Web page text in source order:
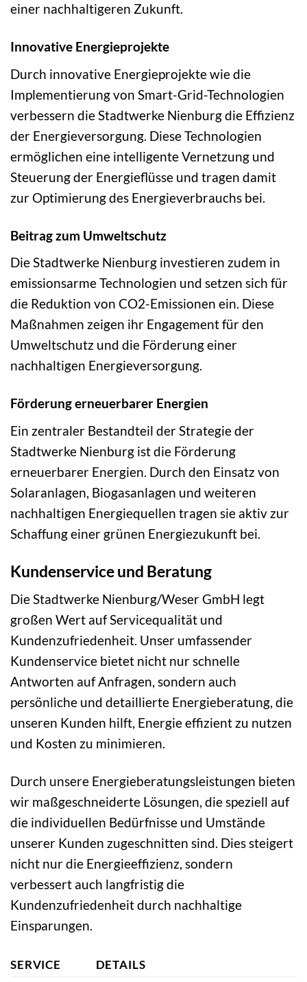
einer nachhaltigeren Zukunft.
Innovative Energieprojekte
Durch innovative Energieprojekte wie die
Implementierung von Smart-Grid-Technologien
verbessern die Stadtwerke Nienburg die Effizienz
der Energieversorgung. Diese Technologien
ermöglichen eine intelligente Vernetzung und
Steuerung der Energieflüsse und tragen damit
zur Optimierung des Energieverbrauchs bei.
Beitrag zum Umweltschutz
Die Stadtwerke Nienburg investieren zudem in
emissionsarme Technologien und setzen sich für
die Reduktion von CO2-Emissionen ein. Diese
Maßnahmen zeigen ihr Engagement für den
Umweltschutz und die Förderung einer
nachhaltigen Energieversorgung.
Förderung erneuerbarer Energien
Ein zentraler Bestandteil der Strategie der
Stadtwerke Nienburg ist die Förderung
erneuerbarer Energien. Durch den Einsatz von
Solaranlagen, Biogasanlagen und weiteren
nachhaltigen Energiequellen tragen sie aktiv zur
Schaffung einer grünen Energiezukunft bei.
Kundenservice und Beratung
Die Stadtwerke Nienburg/Weser GmbH legt
großen Wert auf Servicequalität und
Kundenzufriedenheit. Unser umfassender
Kundenservice bietet nicht nur schnelle
Antworten auf Anfragen, sondern auch
persönliche und detaillierte Energieberatung, die
unseren Kunden hilft, Energie effizient zu nutzen
und Kosten zu minimieren.
Durch unsere Energieberatungsleistungen bieten
wir maßgeschneiderte Lösungen, die speziell auf
die individuellen Bedürfnisse und Umstände
unserer Kunden zugeschnitten sind. Dies steigert
nicht nur die Energieeffizienz, sondern
verbessert auch langfristig die
Kundenzufriedenheit durch nachhaltige
Einsparungen.
SERVICE DETAILS